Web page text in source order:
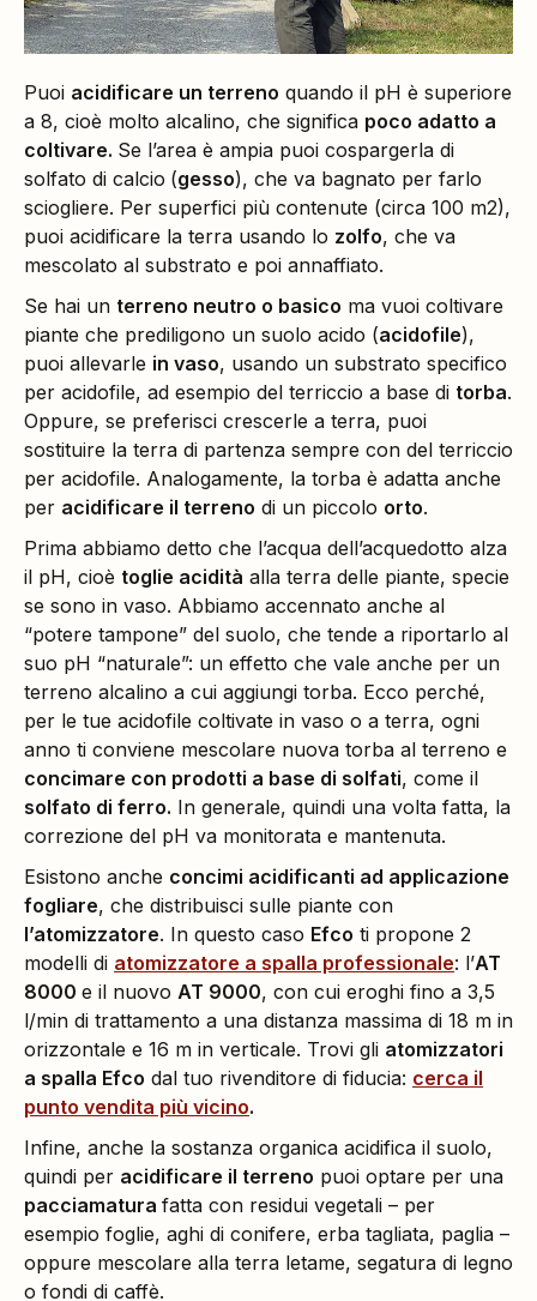
Puoi acidificare un terreno quando il pH è superiore
a 8, cioè molto alcalino, che significa poco adatto a
coltivare. Se l’area è ampia puoi cospargerla di
solfato di calcio (gesso), che va bagnato per farlo
sciogliere. Per superfici più contenute (circa 100 m2),
puoi acidificare la terra usando lo zolfo, che va
mescolato al substrato e poi annaffiato.
Se hai un terreno neutro o basico ma vuoi coltivare
piante che prediligono un suolo acido (acidofile),
puoi allevarle in vaso, usando un substrato specifico
per acidofile, ad esempio del terriccio a base di torba.
Oppure, se preferisci crescerle a terra, puoi
sostituire la terra di partenza sempre con del terriccio
per acidofile. Analogamente, la torba è adatta anche
per acidificare il terreno di un piccolo orto.
Prima abbiamo detto che l’acqua dell’acquedotto alza
il pH, cioè toglie acidità alla terra delle piante, specie
se sono in vaso. Abbiamo accennato anche al
“potere tampone” del suolo, che tende a riportarlo al
suo pH “naturale”: un effetto che vale anche per un
terreno alcalino a cui aggiungi torba. Ecco perché,
per le tue acidofile coltivate in vaso o a terra, ogni
anno ti conviene mescolare nuova torba al terreno e
concimare con prodotti a base di solfati, come il
solfato di ferro. In generale, quindi una volta fatta, la
correzione del pH va monitorata e mantenuta.
Esistono anche concimi acidificanti ad applicazione
fogliare, che distribuisci sulle piante con
l’atomizzatore. In questo caso Efco ti propone 2
modelli di atomizzatore a spalla professionale: l’AT
8000 e il nuovo AT 9000, con cui eroghi fino a 3,5
l/min di trattamento a una distanza massima di 18 m in
orizzontale e 16 m in verticale. Trovi gli atomizzatori
a spalla Efco dal tuo rivenditore di fiducia: cerca il
punto vendita più vicino.
Infine, anche la sostanza organica acidifica il suolo,
quindi per acidificare il terreno puoi optare per una
pacciamatura fatta con residui vegetali – per
esempio foglie, aghi di conifere, erba tagliata, paglia –
oppure mescolare alla terra letame, segatura di legno
o fondi di caffè.